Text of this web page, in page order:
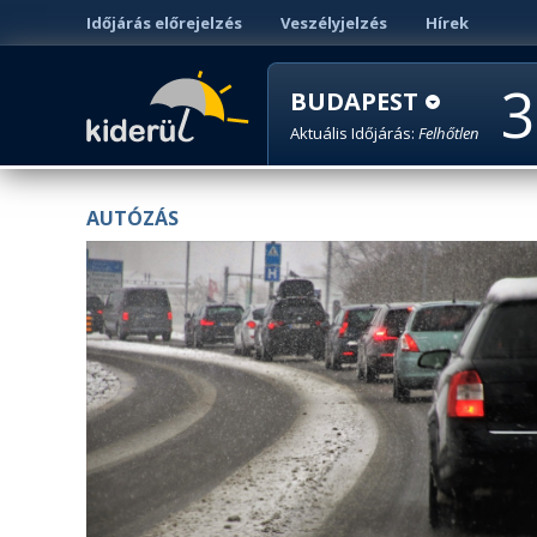
Időjárás előrejelzés Veszélyjelzés Hírek
BUDAPEST
Aktuális Időjárás: Felhőtlen
AUTÓZÁS